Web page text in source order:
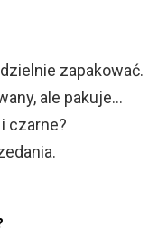
zapakować.
ale pakuje…
czarne?